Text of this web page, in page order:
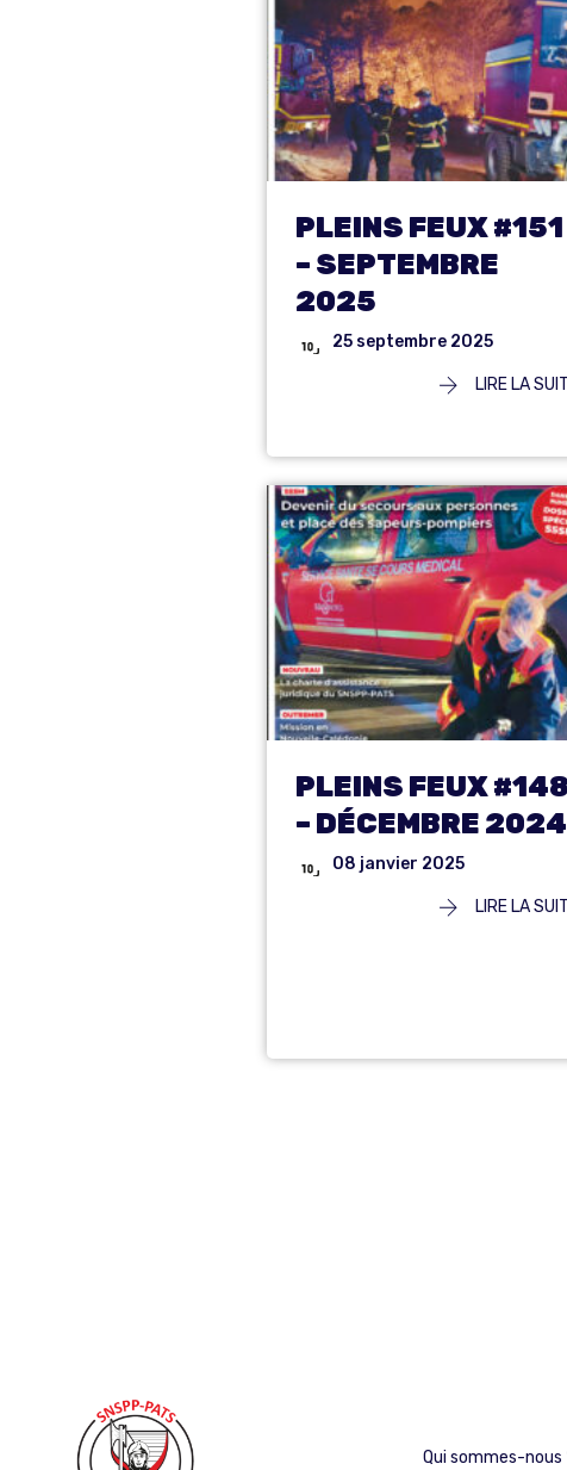
PLEINS FEUX #151
– SEPTEMBRE
2025
25 septembre 2025
LIRE LA
PLEINS FEUX #148
– DÉCEMBRE 2024
08 janvier 2025
LIRE LA
Qui sommes-nous